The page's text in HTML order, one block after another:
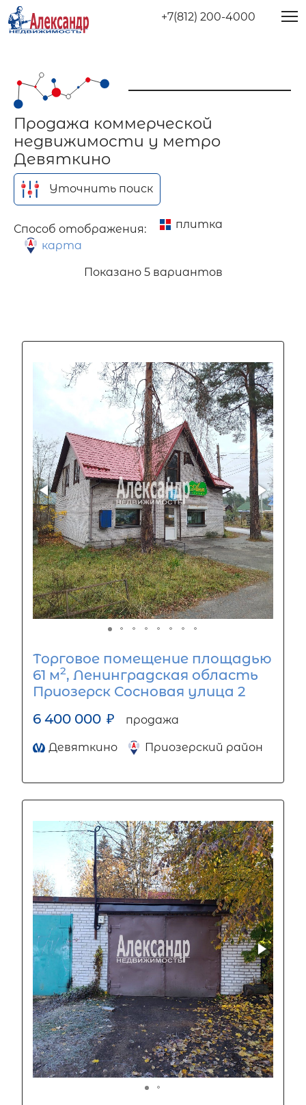
+7(812) 200-4000
Продажа коммерческой
недвижимости у метро
Девяткино
Уточнить поиск
Способ отображения:
плитка
карта
Показано 5 вариантов
Торговое помещение площадью
61 м2, Ленинградская область
Приозерск Сосновая улица 2
6 400 000 ₽ продажа
Девяткино Приозерский район